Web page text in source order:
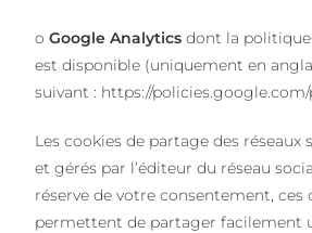
oGoogle Analyticsdont la
est disponible (uniquement en
suivant : https://
Les cookies de partage des réseaux
et gérés par l’éditeur du réseau
réserve de votre consentement, ces
permettent de partager facilement